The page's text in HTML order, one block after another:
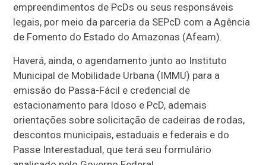
empreendimentos de PcDs ou seus responsáveis
legais, por meio da parceria da SEPcD com a Agência
de Fomento do Estado do Amazonas (Afeam).
Haverá, ainda, o agendamento junto ao Instituto
Municipal de Mobilidade Urbana (IMMU) para a
emissão do Passa-Fácil e credencial de
estacionamento para Idoso e PcD, ademais
orientações sobre solicitação de cadeiras de rodas,
descontos municipais, estaduais e federais e do
Passe Interestadual, que terá seu formulário